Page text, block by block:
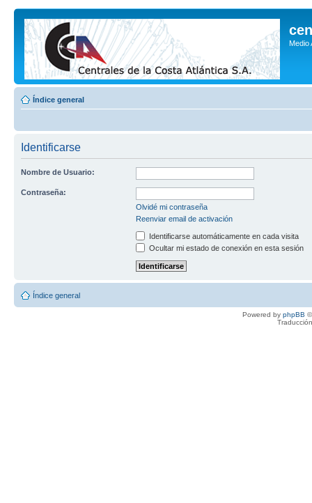
Medio
Índice general
Identificarse
Nombre de Usuario:
Contraseña:
Olvidé mi contraseña
Reenviar email de activación
Identificarse automáticamente en cada visita
Ocultar mi estado de conexión en esta sesión
Índice general
Powered by phpBB